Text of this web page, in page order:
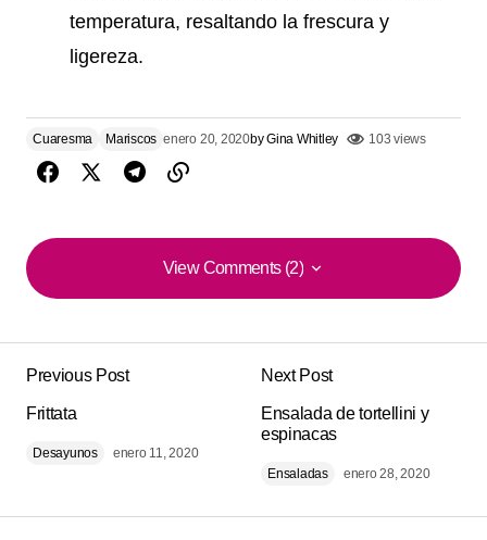
temperatura, resaltando la frescura y
ligereza.
Cuaresma Mariscos enero 20, 2020byGina Whitley 103 views
View Comments (2)
View Comments (2)
¡Qué delicia! esta de ‘Tostadas de Atún’. lo hice para
la cena y todos quedaron felices.
Giuliana C.
Previous Post
Frittata
Desayunos enero 11, 2020
Next Post
Ensalada de tortellini y
espinacas
Ensaladas enero 28, 2020